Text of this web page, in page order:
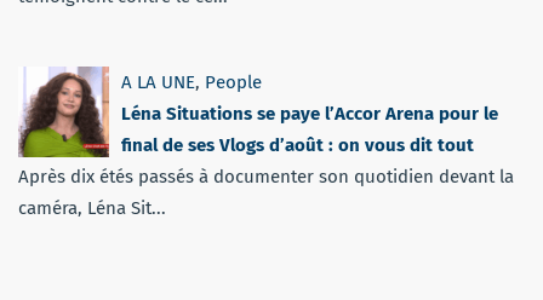
A LA UNE, People
Léna Situations se paye l’Accor Arena pour le
final de ses Vlogs d’août : on vous dit tout
Après dix étés passés à documenter son quotidien devant la
caméra, Léna Sit...